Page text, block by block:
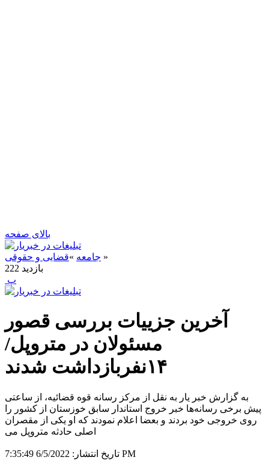
بالای صفحه
جامعه »قضایی و حقوقی
»
222 بازدید
‍ پ
آخرین جزییات بررسی قصور
مسئولان در متروپل/
۱۴نفربازداشت شدند
به گزارش خبر یار به نقل از مرکز رسانه قوه قضائیه، از ساعتی
پیش برخی رسانه‌ها خبر خروج استاندار سابق خوزستان از کشور را
روی خروجی خود بردند و بعضا اعلام نمودند که او یکی از مقصران
تاریخ انتشار: 6/5/2022 7:35:49 PM